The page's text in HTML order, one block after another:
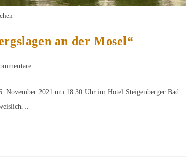
an der Mosel“
November 2021 um 18.30 Uhr im Hotel Steigenberger Bad